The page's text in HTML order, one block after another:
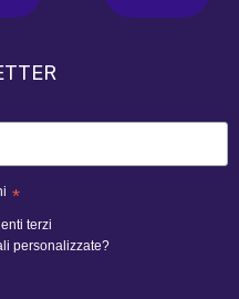
*
terzi
personalizzate?